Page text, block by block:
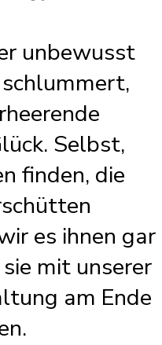
unbewusst
Selbst,
finden, die
es ihnen gar
mit unserer
am Ende